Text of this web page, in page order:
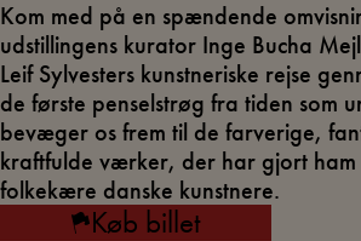
Kom med på en spændende
udstillingens kurator Inge Bucha
Leif Sylvesters kunstneriske rejse
de første penselstrøg fra tiden som
bevæger os frem til de farverige,
kraftfulde værker, der har gjort ham
folkekære danske kunstnere.
Køb billet